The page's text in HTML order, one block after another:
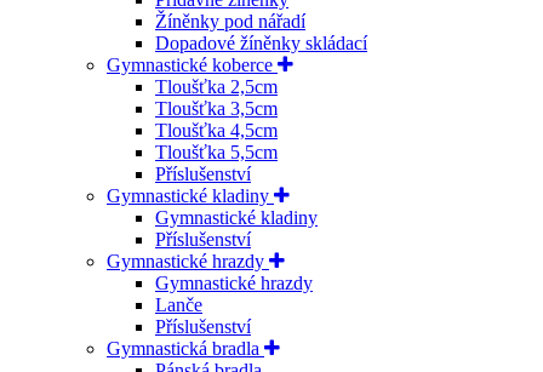
Žíněnky pod nářadí
Dopadové žíněnky skládací
Gymnastické koberce
Tloušťka 2,5cm
Tloušťka 3,5cm
Tloušťka 4,5cm
Tloušťka 5,5cm
Příslušenství
Gymnastické kladiny
Gymnastické kladiny
Příslušenství
Gymnastické hrazdy
Gymnastické hrazdy
Lanče
Příslušenství
Gymnastická bradla